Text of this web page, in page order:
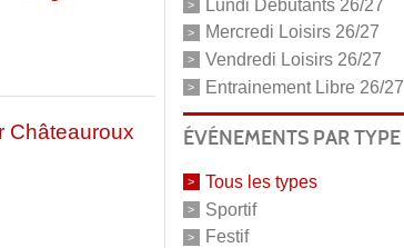
Châteauroux
Lundi Débutants 26/27
Mercredi Loisirs 26/27
Vendredi Loisirs 26/27
Entrainement Libre 26/27
ÉVÉNEMENTS PAR TYPE
Tous les types
Sportif
Festif